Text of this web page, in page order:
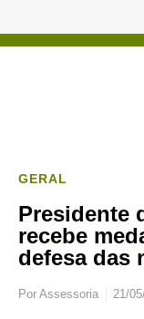
GERAL
Presidente
recebe
defesa das
Por Assessoria 21/